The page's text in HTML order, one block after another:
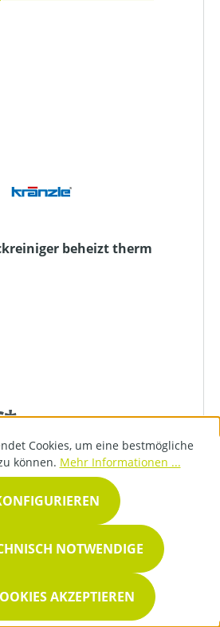
beheizt therm
DETAILS
Cookies, um eine bestmögliche
können. Mehr Informationen ...
NOTWENDIGE
AKZEPTIEREN